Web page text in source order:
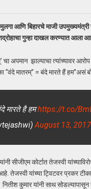
मुलगा आणि बिहारचे माजी
गुन्हा दाखल करण्यात आला
चा अपमान झाल्याचा त्यांच्यावर
“वंदे मातरम्” = बंदे मारते हैं हम”असं
मारते है हमhttps://t.co/
August 13, 2017
सीजीएम कोर्टात तेजस्वी
तेजस्वी यांच्या ट्विटवर प्रकर
नितीश कुमार यांनी साथ